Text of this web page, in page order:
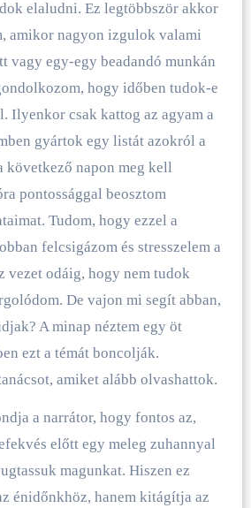
elaludni. Ez legtöbbször akkor
amikor nagyon izgulok valami
vagy egy-egy beadandó munkán
hogy időben tudok-e
Ilyenkor csak kattog az agyam a
gyártok egy listát azokról a
napon meg kell
pontossággal beosztom
Tudom, hogy ezzel a
felcsigázom és stresszelem a
vezet odáig, hogy nem tudok
De vajon mi segít abban,
A minap néztem egy öt
ezt a témát boncolják.
amiket alább olvashattok.
a narrátor, hogy fontos az,
előtt egy meleg zuhannyal
magunkat. Hiszen ez
énidőnkhöz, hanem kitágítja az